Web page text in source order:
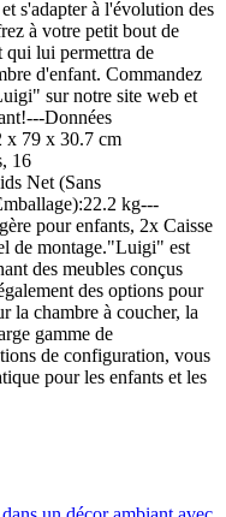
s'adapter à l'évolution des
à votre petit bout de
qui lui permettra de
d'enfant. Commandez
sur notre site web et
Données
x 79 x 30.7 cm
16
Net (Sans
kg---
pour enfants, 2x Caisse
de montage."Luigi" est
des meubles conçus
des options pour
la chambre à coucher, la
gamme de
de configuration, vous
pour les enfants et les